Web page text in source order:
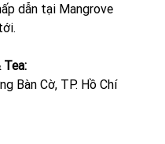
dẫn tại Mangrove
Bàn Cờ, TP. Hồ Chí